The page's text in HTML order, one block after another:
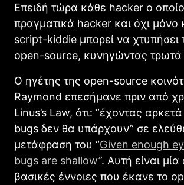
Επειδή τώρα κάθε hacker ο
πραγματικά hacker και όχι μόνο
script-kiddie μπορεί να χτυπήσει
open-source, κυνηγώντας τρωτά
Ο ηγέτης της open-source
Raymond επεσήμανε πριν από
Linus’s Law, ότι: “έχοντας
bugs δεν θα υπάρχουν” σε
μετάφραση του “Given enough
bugs are shallow”. Αυτή είναι μία
βασικές έννοιες που έκανε το